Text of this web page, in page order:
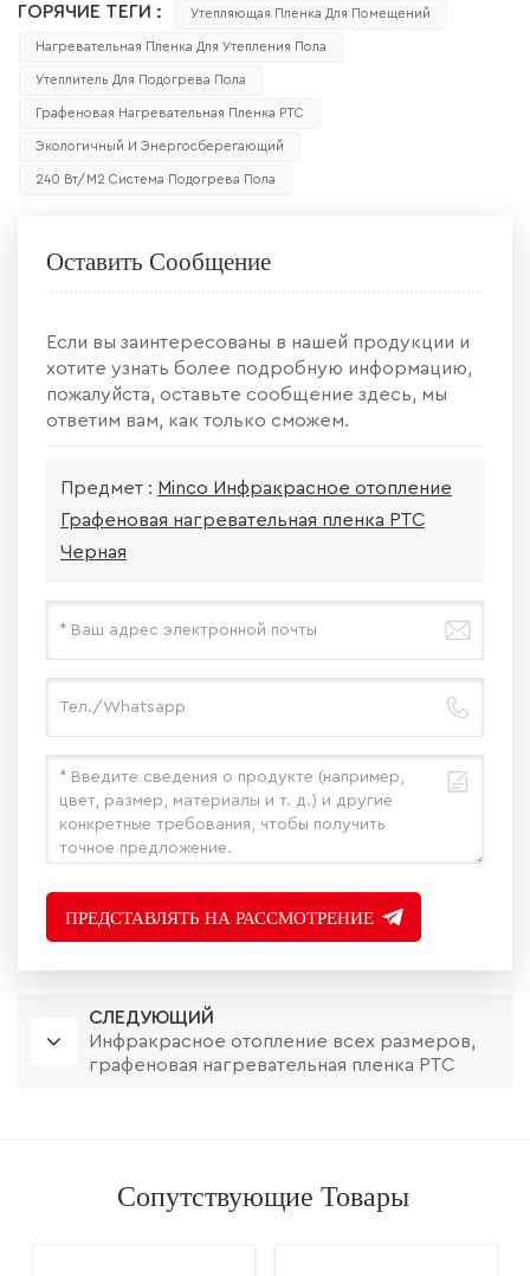
ГОРЯЧИЕ ТЕГИ : Утепляющая Пленка Для Помещений
Нагревательная Пленка Для Утепления Пола
Утеплитель Для Подогрева Пола
Графеновая Нагревательная Пленка PTC
Экологичный И Энергосберегающий
240 Вт/м2 Система Подогрева Пола
Оставить Сообщение
Если вы заинтересованы в нашей продукции и
хотите узнать более подробную информацию,
пожалуйста, оставьте сообщение здесь, мы
ответим вам, как только сможем.
Предмет : Minco Инфракрасное отопление
Графеновая нагревательная пленка PTC
Черная
ПРЕДСТАВЛЯТЬ НА РАССМОТРЕНИЕ
СЛЕДУЮЩИЙ
Инфракрасное отопление всех размеров,
графеновая нагревательная пленка PTC
Сопутствующие Товары